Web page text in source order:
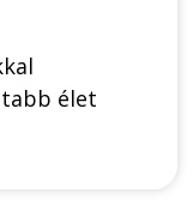
élet